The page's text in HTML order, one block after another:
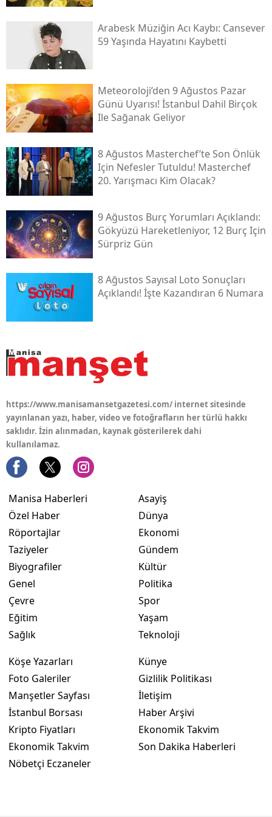
Arabesk Müziğin Acı Kaybı: Cansever
59 Yaşında Hayatını Kaybetti
Meteoroloji’den 9 Ağustos Pazar
Günü Uyarısı! İstanbul Dahil Birçok
Ile Sağanak Geliyor
8 Ağustos Masterchef’te Son Önlük
Için Nefesler Tutuldu! Masterchef
20. Yarışmacı Kim Olacak?
9 Ağustos Burç Yorumları Açıklandı:
Gökyüzü Hareketleniyor, 12 Burç Için
Sürpriz Gün
8 Ağustos Sayısal Loto Sonuçları
Açıklandı! İşte Kazandıran 6 Numara
https://www.manisamansetgazetesi.com/ internet sitesinde
yayınlanan yazı, haber, video ve fotoğrafların her türlü hakkı
saklıdır. İzin alınmadan, kaynak gösterilerek dahi
kullanılamaz.
Manisa Haberleri
Özel Haber
Röportajlar
Taziyeler
Biyografiler
Genel
Çevre
Eğitim
Sağlık
Asayiş
Dünya
Ekonomi
Gündem
Kültür
Politika
Spor
Yaşam
Teknoloji
Köşe Yazarları
Foto Galeriler
Manşetler Sayfası
İstanbul Borsası
Kripto Fiyatları
Ekonomik Takvim
Nöbetçi Eczaneler
Künye
Gizlilik Politikası
İletişim
Haber Arşivi
Ekonomik Takvim
Son Dakika Haberleri